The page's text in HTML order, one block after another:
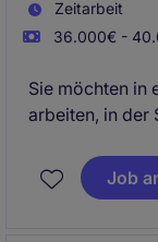
Zeitarbeit
36.000€ -
Sie möchten in
arbeiten, in der
werden? Dann
in einem
Job